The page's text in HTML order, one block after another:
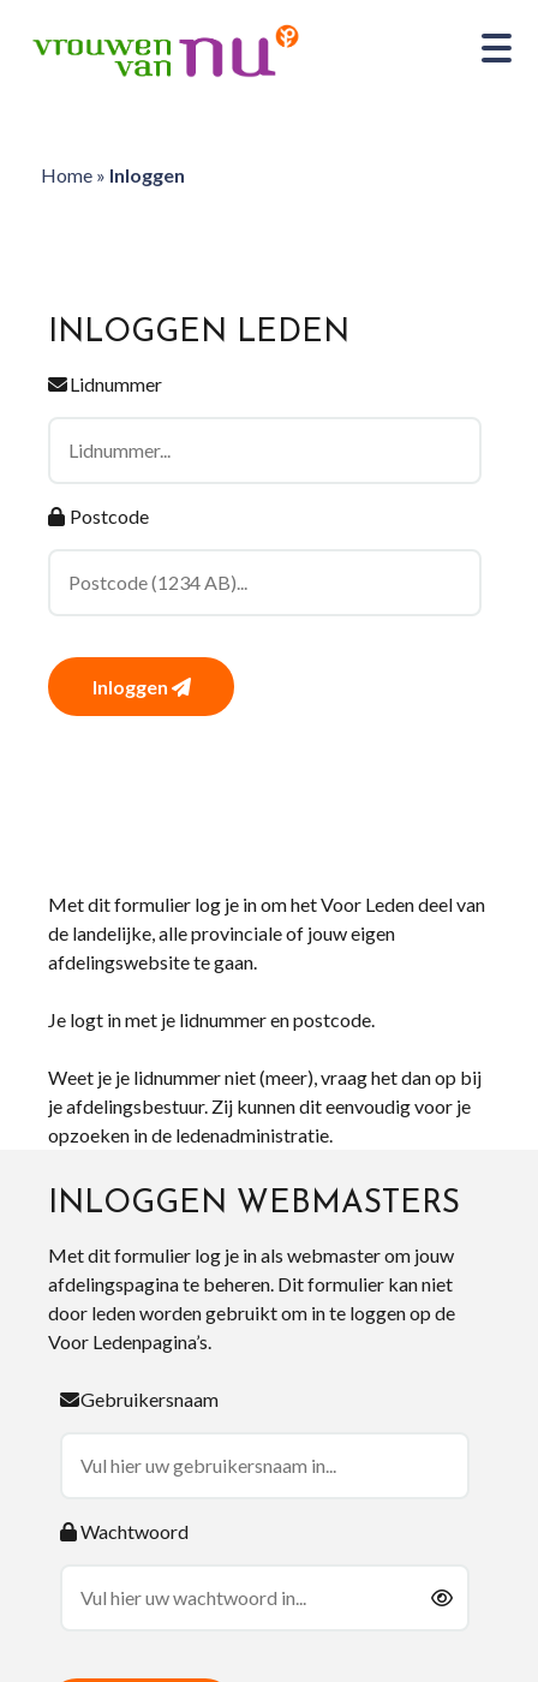
Home» Inloggen
INLOGGEN LEDEN
Lidnummer
Postcode
Inloggen
Met dit formulier log je in om het Voor Leden deel van
de landelijke, alle provinciale of jouw eigen
afdelingswebsite te gaan.
Je logt in met je lidnummer en postcode.
Weet je je lidnummer niet (meer), vraag het dan op bij
je afdelingsbestuur. Zij kunnen dit eenvoudig voor je
opzoeken in de ledenadministratie.
INLOGGEN WEBMASTERS
Met dit formulier log je in als webmaster om jouw
afdelingspagina te beheren. Dit formulier kan niet
door leden worden gebruikt om in te loggen op de
Voor Ledenpagina’s.
Gebruikersnaam
Wachtwoord